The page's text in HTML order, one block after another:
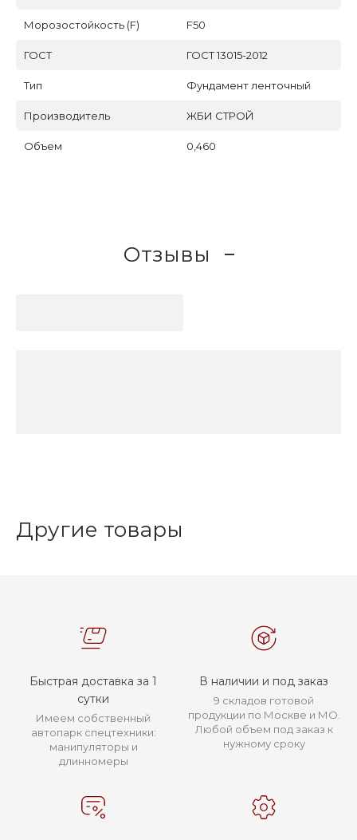
Морозостойкость (F) F50
ГОСТ ГОСТ 13015-2012
Тип Фундамент ленточный
Производитель ЖБИ СТРОЙ
Объем 0,460
Отзывы
Другие товары
Быстрая доставка за 1
сутки
Имеем собственный
автопарк спецтехники:
манипуляторы и
длинномеры
В наличии и под заказ
9 складов готовой
продукции по Москве и МО.
Любой объем под заказ к
нужному сроку